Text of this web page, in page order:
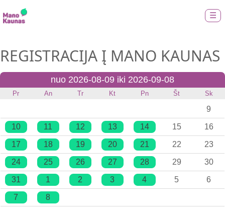
☰
REGISTRACIJA Į MANO KAUNAS
nuo 2026-08-09 iki 2026-09-08
Pr An Tr Kt Pn Št Sk
9
10 11 12 13 14 15 16
17 18 19 20 21 22 23
24 25 26 27 28 29 30
31 1 2 3 4 5 6
7 8